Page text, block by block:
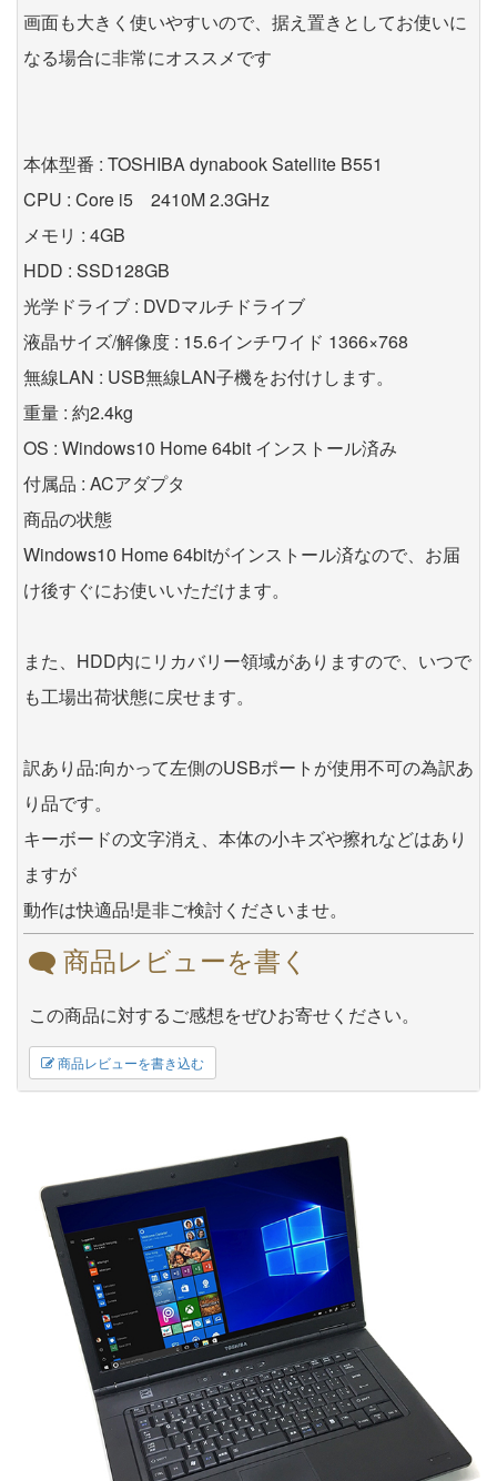
画面も大きく使いやすいので、据え置きとしてお使いに
なる場合に非常にオススメです
本体型番 : TOSHIBA dynabook Satellite B551
CPU : Core i5 2410M 2.3GHz
メモリ : 4GB
HDD : SSD128GB
光学ドライブ : DVDマルチドライブ
液晶サイズ/解像度 : 15.6インチワイド 1366×768
無線LAN : USB無線LAN子機をお付けします。
重量 : 約2.4kg
OS : Windows10 Home 64bit インストール済み
付属品 : ACアダプタ
商品の状態
Windows10 Home 64bitがインストール済なので、お届
け後すぐにお使いいただけます。
また、HDD内にリカバリー領域がありますので、いつで
も工場出荷状態に戻せます。
訳あり品:向かって左側のUSBポートが使用不可の為訳あ
り品です。
キーボードの文字消え、本体の小キズや擦れなどはあり
ますが
動作は快適品!是非ご検討くださいませ。
商品レビューを書く
この商品に対するご感想をぜひお寄せください。
商品レビューを書き込む